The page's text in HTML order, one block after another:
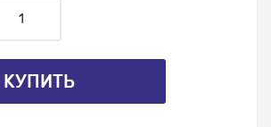
КУПИТЬ